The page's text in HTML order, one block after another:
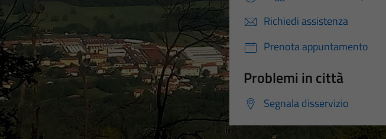
Richiedi assistenza
Prenota appuntamento
Problemi in città
Segnala disservizio